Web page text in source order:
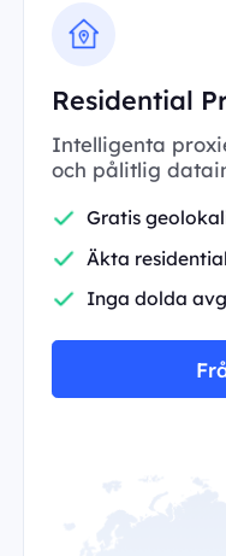
Residential
Intelligenta
och pålitlig
Gratis
Äkta
Inga dolda